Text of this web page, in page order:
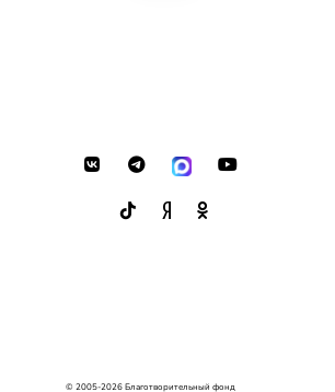
© 2005-2026 Благотворительный фонд